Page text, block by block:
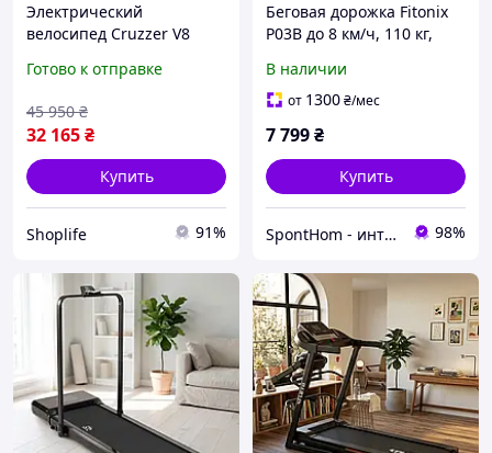
Электрический
велосипед Cruzzer V8
и мощностью 500 Вт,
для взрослых
Готово к отправке
32 165₴
45 950 ₴
Купить
Shoplife 91%
Беговая дорожка Fitonix
P03B до 8 км/ч, 110 кг,
В наличии
от 1300₴/мес
7 799₴
Купить
SpontHom - интернет-магазин для дома и всей семьи 98%